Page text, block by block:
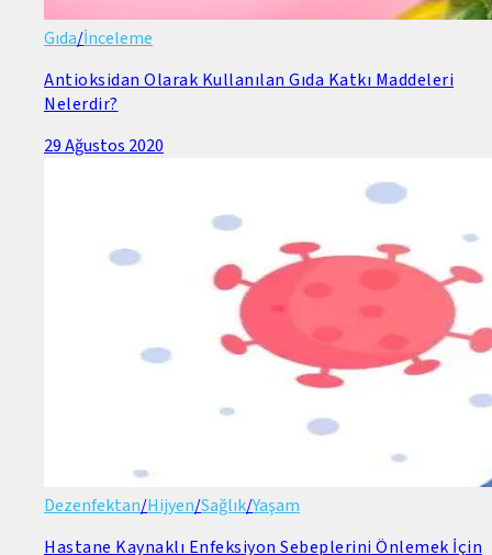
Gıda/İnceleme
Antioksidan Olarak Kullanılan Gıda Katkı Maddeleri
Nelerdir?
29 Ağustos 2020
Dezenfektan/Hijyen/Sağlık/Yaşam
Hastane Kaynaklı Enfeksiyon Sebeplerini Önlemek İçin